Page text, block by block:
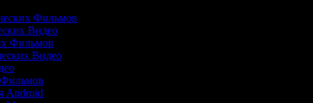
Фильмов
Видео
Фильмов
Видео
Фильмов
Android